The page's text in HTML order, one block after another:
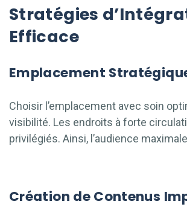
Stratégies
Efficace
Emplacement
Choisir l’emplacement avec soin
visibilité. Les endroits à forte
privilégiés. Ainsi, l’audience
Création de Contenus